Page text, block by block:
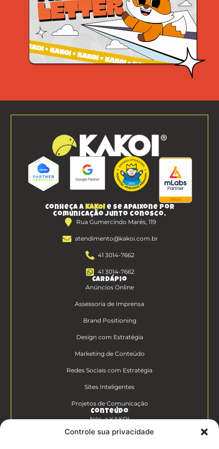
Controle sua privacidade
Conheça a KAKOI e se apaixone por
comunicação junto conosco.
Rua Gumercindo Marés, 119
atendimento@kakoi.com.br
41 3014-7662
41 3014-7662
Cardápio
Anúncios Online
Assessoria de Imprensa
Brand Positioning
Design com Estratégia
Marketing de Conteúdo
Redes Sociais com Estratégia
Sites Inteligentes
Projetos de Comunicação
Conteúdo
Nós, a KAKOI
Diferenciais Clientes KAKOI